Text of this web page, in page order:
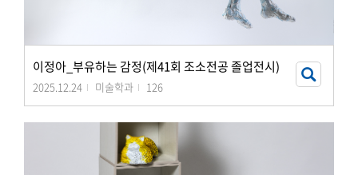
이정아_부유하는 감정(제41회 조소전공 졸업전시)
2025.12.24 미술학과 126